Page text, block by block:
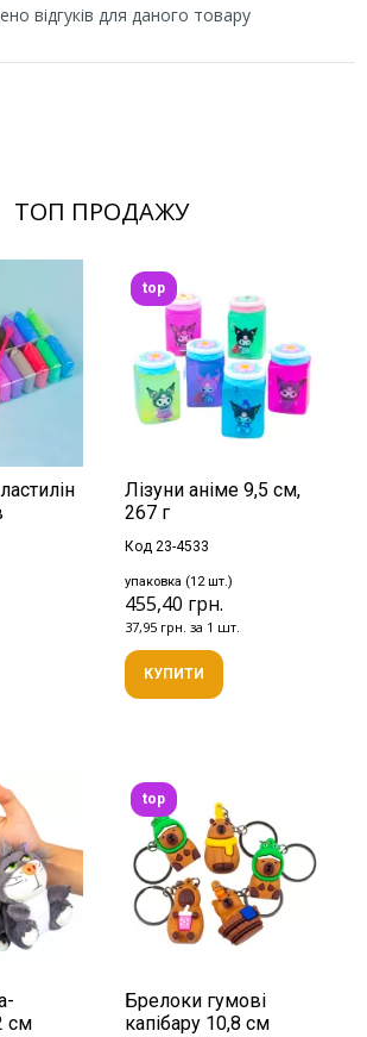
відгуків для даного товару
ТОП ПРОДАЖУ
Лізуни аніме 9,5 см,
267 г
Код 23-4533
упаковка (12 шт.)
455,40 грн.
37,95 грн. за 1 шт.
top
КУПИТИ
см
Брелоки гумові
капібару 10,8 см
top